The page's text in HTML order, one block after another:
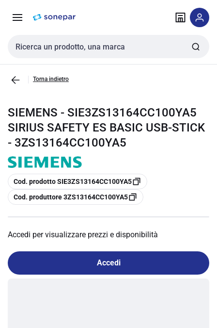
navigazione alla
Cerca input
Torna indietro
SIEMENS - SIE3ZS13164CC100YA5
SIRIUS SAFETY ES BASIC USB-STICK
- 3ZS13164CC100YA5
copia
Cod. prodotto SIE3ZS13164CC100YA5
copia
Cod. produttore 3ZS13164CC100YA5
Accedi per visualizzare prezzi e disponibilità
Accedi